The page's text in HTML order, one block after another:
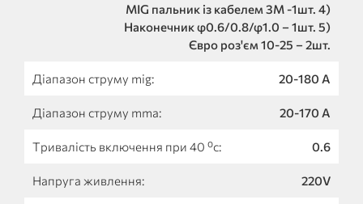
MIG пальник із кабелем 3M -1шт. 4)
Наконечник φ0.6/0.8/φ1.0 – 1шт. 5)
Євро роз'єм 10-25 – 2шт.
Діапазон струму mig: 20-180 А
Діапазон струму mma: 20-170 А
Тривалість включення при 40 ⁰с: 0.6
Напруга живлення: 220V